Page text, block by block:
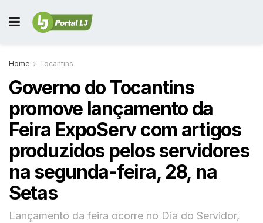
Home Tocantins
Governo do Tocantins
promove lançamento da
Feira ExpoServ com artigos
produzidos pelos servidores
na segunda-feira, 28, na
Setas
Lançamento da feira ocorre no Dia do Servidor,